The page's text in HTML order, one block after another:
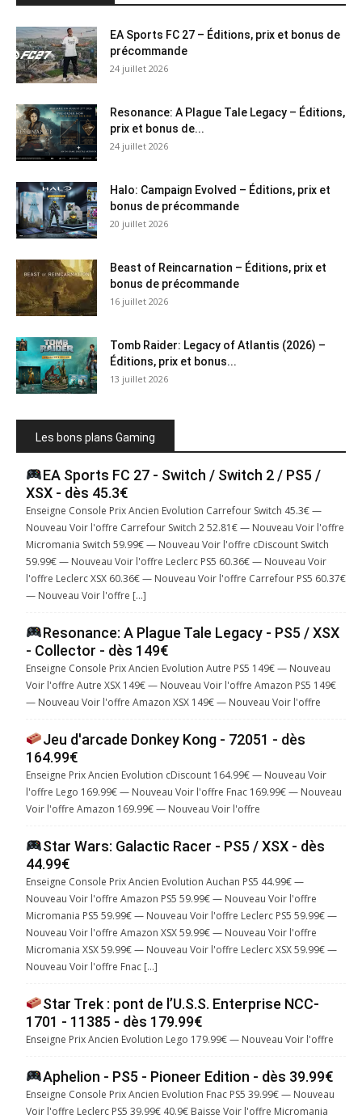
EA Sports FC 27 – Éditions, prix et bonus de
précommande
24 juillet 2026
Resonance: A Plague Tale Legacy – Éditions,
prix et bonus de...
24 juillet 2026
Halo: Campaign Evolved – Éditions, prix et
bonus de précommande
20 juillet 2026
Beast of Reincarnation – Éditions, prix et
bonus de précommande
16 juillet 2026
Tomb Raider: Legacy of Atlantis (2026) –
Éditions, prix et bonus...
13 juillet 2026
Les bons plans Gaming
EA Sports FC 27 - Switch / Switch 2 / PS5 /
XSX - dès 45.3€
Enseigne Console Prix Ancien Evolution Carrefour Switch 45.3€ —
Nouveau Voir l'offre Carrefour Switch 2 52.81€ — Nouveau Voir l'offre
Micromania Switch 59.99€ — Nouveau Voir l'offre cDiscount Switch
59.99€ — Nouveau Voir l'offre Leclerc PS5 60.36€ — Nouveau Voir
l'offre Leclerc XSX 60.36€ — Nouveau Voir l'offre Carrefour PS5 60.37€
— Nouveau Voir l'offre […]
Resonance: A Plague Tale Legacy - PS5 / XSX
- Collector - dès 149€
Enseigne Console Prix Ancien Evolution Autre PS5 149€ — Nouveau
Voir l'offre Autre XSX 149€ — Nouveau Voir l'offre Amazon PS5 149€
— Nouveau Voir l'offre Amazon XSX 149€ — Nouveau Voir l'offre
Jeu d'arcade Donkey Kong - 72051 - dès
164.99€
Enseigne Prix Ancien Evolution cDiscount 164.99€ — Nouveau Voir
l'offre Lego 169.99€ — Nouveau Voir l'offre Fnac 169.99€ — Nouveau
Voir l'offre Amazon 169.99€ — Nouveau Voir l'offre
Star Wars: Galactic Racer - PS5 / XSX - dès
44.99€
Enseigne Console Prix Ancien Evolution Auchan PS5 44.99€ —
Nouveau Voir l'offre Amazon PS5 59.99€ — Nouveau Voir l'offre
Micromania PS5 59.99€ — Nouveau Voir l'offre Leclerc PS5 59.99€ —
Nouveau Voir l'offre Amazon XSX 59.99€ — Nouveau Voir l'offre
Micromania XSX 59.99€ — Nouveau Voir l'offre Leclerc XSX 59.99€ —
Nouveau Voir l'offre Fnac […]
Star Trek : pont de l’U.S.S. Enterprise NCC-
1701 - 11385 - dès 179.99€
Enseigne Prix Ancien Evolution Lego 179.99€ — Nouveau Voir l'offre
Aphelion - PS5 - Pioneer Edition - dès 39.99€
Enseigne Console Prix Ancien Evolution Fnac PS5 39.99€ — Nouveau
Voir l'offre Leclerc PS5 39.99€ 40.9€ Baisse Voir l'offre Micromania